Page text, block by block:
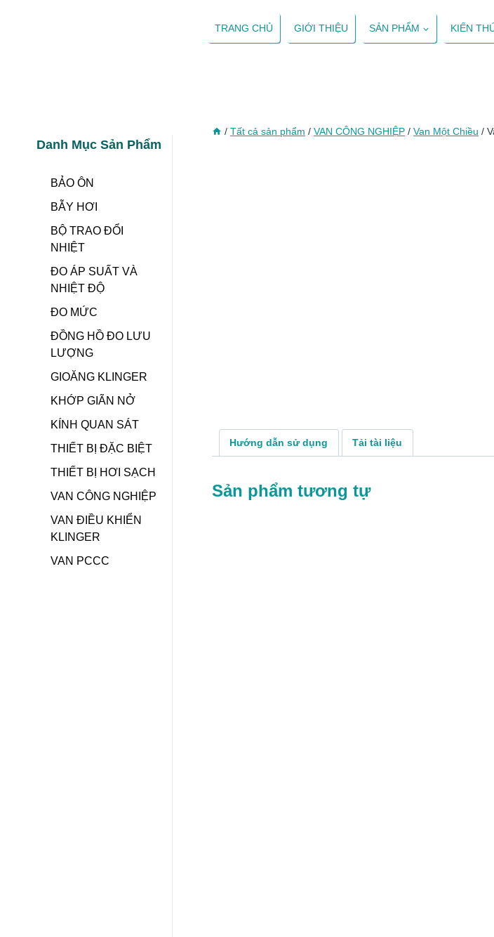
TRANG CHỦ GIỚI THIỆU SẢN PHẨM KIẾN
/ Tất cả sản phẩm / VAN CÔNG NGHIỆP / Van Một Chiều /
Hướng dẫn sử dụng Tải tài liệu
Sản phẩm tương tự
Danh Mục Sản Phẩm
BẢO ÔN
BẪY HƠI
BỘ TRAO ĐỔI
NHIỆT
ĐO ÁP SUẤT VÀ
NHIỆT ĐỘ
ĐO MỨC
ĐỒNG HỒ ĐO LƯU
LƯỢNG
GIOĂNG KLINGER
KHỚP GIÃN NỞ
KÍNH QUAN SÁT
THIẾT BỊ ĐẶC BIỆT
THIẾT BỊ HƠI SẠCH
VAN CÔNG NGHIỆP
VAN ĐIỀU KHIỂN
KLINGER
VAN PCCC